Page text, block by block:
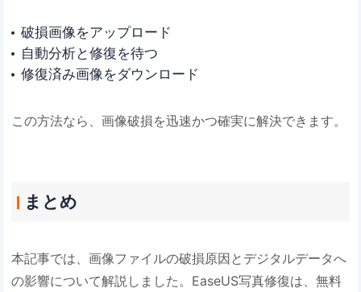
破損画像をアップロード
自動分析と修復を待つ
修復済み画像をダウンロード
この方法なら、画像破損を迅速かつ確実に解決できます。
まとめ
本記事では、画像ファイルの破損原因とデジタルデータへ
の影響について解説しました。EaseUS写真修復は、無料